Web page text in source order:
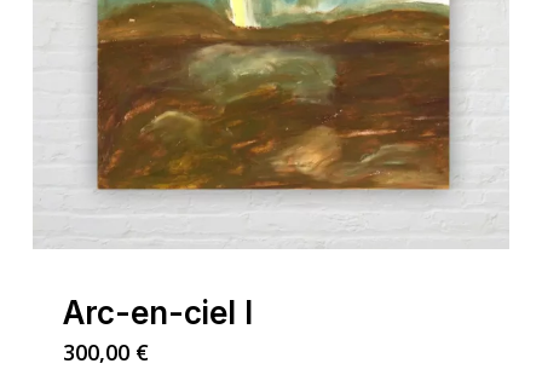
Arc-en-ciel I
300,00 €